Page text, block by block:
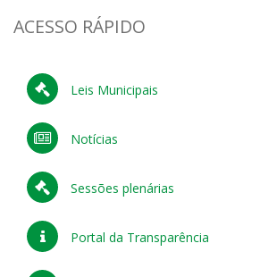
ACESSO RÁPIDO
Leis Municipais
Notícias
Sessões plenárias
Portal da Transparência